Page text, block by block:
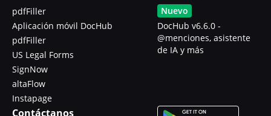
pdfFiller
Aplicación móvil DocHub
pdfFiller
US Legal Forms
SignNow
altaFlow
Instapage
Nuevo
DocHub v6.6.0 -
@menciones, asistente
de IA y más
Contáctanos